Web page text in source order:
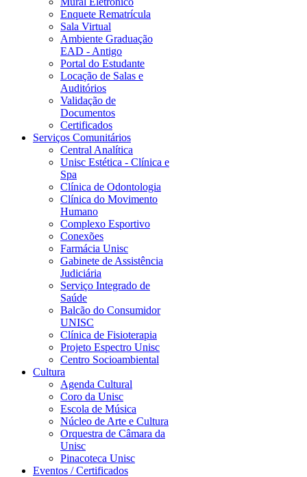
Enquete Rematrícula
Sala Virtual
Ambiente Graduação
EAD - Antigo
Portal do Estudante
Locação de Salas e
Auditórios
Validação de
Documentos
Certificados
Serviços Comunitários
Central Analítica
Unisc Estética - Clínica e
Spa
Clínica de Odontologia
Clínica do Movimento
Humano
Complexo Esportivo
Conexões
Farmácia Unisc
Gabinete de Assistência
Judiciária
Serviço Integrado de
Saúde
Balcão do Consumidor
UNISC
Clínica de Fisioterapia
Projeto Espectro Unisc
Centro Socioambiental
Cultura
Agenda Cultural
Coro da Unisc
Escola de Música
Núcleo de Arte e Cultura
Orquestra de Câmara da
Unisc
Pinacoteca Unisc
Eventos / Certificados